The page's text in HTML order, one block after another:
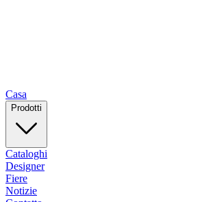
Casa
Prodotti
Cataloghi
Designer
Fiere
Notizie